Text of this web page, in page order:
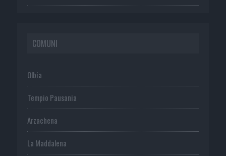
COMUNI
Olbia
Tempio Pausania
Arzachena
La Maddalena